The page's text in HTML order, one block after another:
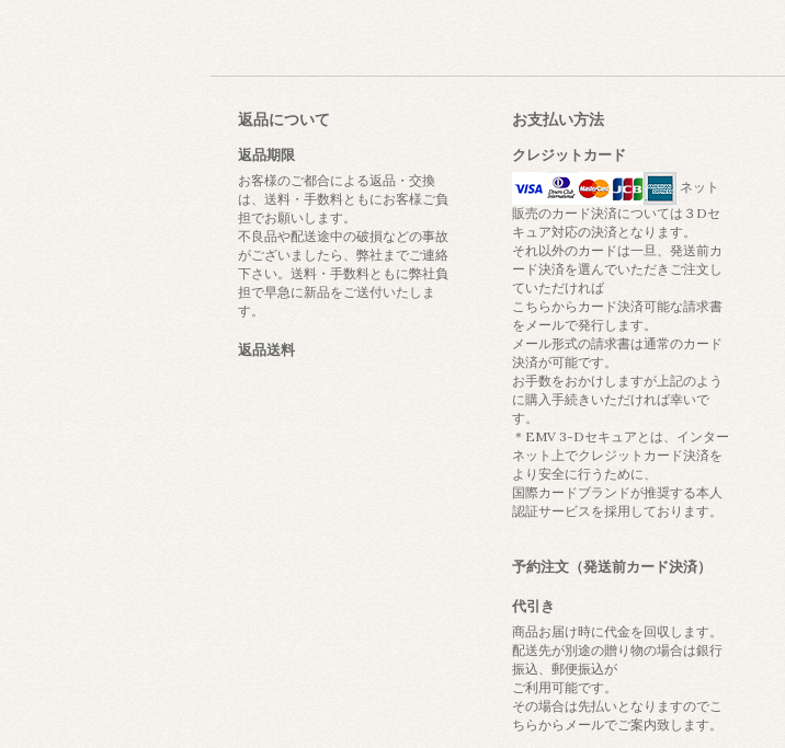
返品について
返品期限
お客様のご都合による返品・交換
は、送料・手数料ともにお客様ご負
担でお願いします。
不良品や配送途中の破損などの事故
がございましたら、弊社までご連絡
下さい。送料・手数料ともに弊社負
担で早急に新品をご送付いたしま
す。
返品送料
お支払い方法
クレジットカード
ネット
販売のカード決済については３Dセ
キュア対応の決済となります。
それ以外のカードは一旦、発送前カ
ード決済を選んでいただきご注文し
ていただければ
こちらからカード決済可能な請求書
をメールで発行します。
メール形式の請求書は通常のカード
決済が可能です。
お手数をおかけしますが上記のよう
に購入手続きいただければ幸いで
す。
＊EMV 3-Dセキュアとは、インター
ネット上でクレジットカード決済を
より安全に行うために、
国際カードブランドが推奨する本人
認証サービスを採用しております。
予約注文（発送前カード決済）
代引き
商品お届け時に代金を回収します。
配送先が別途の贈り物の場合は銀行
振込、郵便振込が
ご利用可能です。
その場合は先払いとなりますのでこ
ちらからメールでご案内致します。